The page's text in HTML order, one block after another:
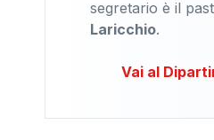
segretario è il
Laricchio.
Vai al